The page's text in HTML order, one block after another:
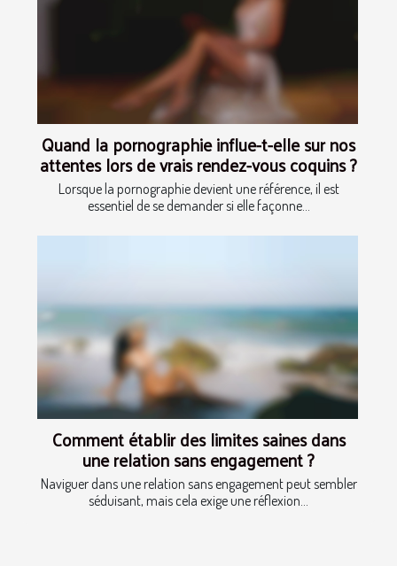
Quand la pornographie influe-t-elle sur nos
attentes lors de vrais rendez-vous coquins ?
Lorsque la pornographie devient une référence, il est
essentiel de se demander si elle façonne...
Comment établir des limites saines dans
une relation sans engagement ?
Naviguer dans une relation sans engagement peut sembler
séduisant, mais cela exige une réflexion...